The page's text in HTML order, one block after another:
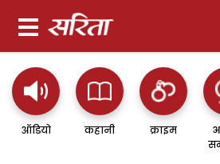
ऑडियो कहानी क्राइम